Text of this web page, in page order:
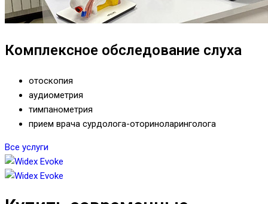
Комплексное обследование слуха
отоскопия
аудиометрия
тимпанометрия
прием врача сурдолога-оториноларинголога
Все услуги